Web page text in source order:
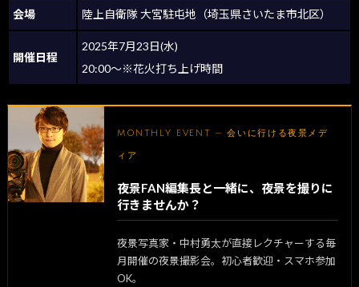
会場 陸上自衛隊 大宮駐屯地（埼玉県さいたま市北区）
開催日程
2025年7月23日(水)
20:00～※花火打ち上げ時間
MONTHLY EVENT — 会いに行ける夜景メデ
ィア
夜景FAN編集長と一緒に、夜景を撮りに
行きませんか？
夜景写真家・中村勇太が直接レクチャーする毎
月開催の夜景撮影会。初心者歓迎・スマホ参加
OK。